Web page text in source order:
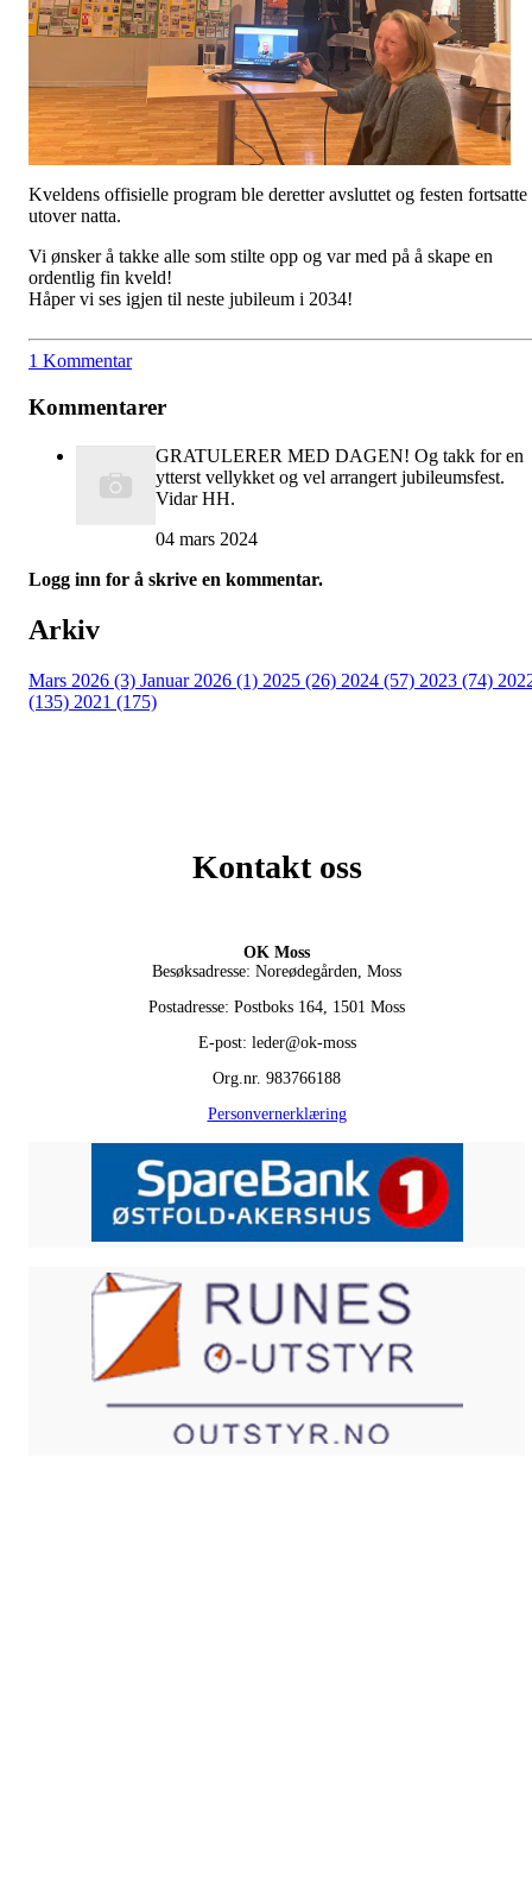
Kveldens offisielle program ble deretter avsluttet og festen fortsatte
utover natta.
Vi ønsker å takke alle som stilte opp og var med på å skape en
ordentlig fin kveld!
Håper vi ses igjen til neste jubileum i 2034!
1 Kommentar
Kommentarer
GRATULERER MED DAGEN! Og takk for en
ytterst vellykket og vel arrangert jubileumsfest.
Vidar HH.
04 mars 2024
Logg inn for å skrive en kommentar.
Arkiv
Mars 2026 (3) Januar 2026 (1) 2025 (26) 2024 (57) 2023 (74)
(135) 2021 (175)
Kontakt oss
OK Moss
Besøksadresse: Noreødegården, Moss
Postadresse: Postboks 164, 1501 Moss
E-post: leder@ok-moss
Org.nr. 983766188
Personvernerklæring